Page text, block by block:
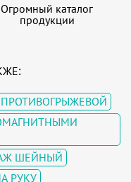
Огромный каталог
продукции
ШЕЙНЫЙ
РУКУ